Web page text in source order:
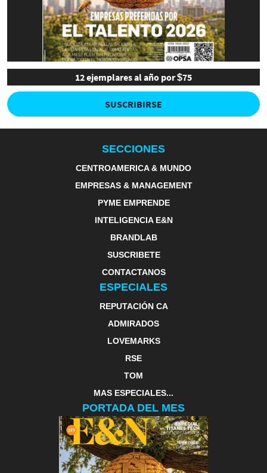
12 ejemplares al año por $75
SUSCRIBIRSE
SECCIONES
CENTROAMERICA & MUNDO
EMPRESAS & MANAGEMENT
PYME EMPRENDE
INTELIGENCIA E&N
BRANDLAB
SUSCRIBETE
CONTACTANOS
ESPECIALES
REPUTACIÓN CA
ADMIRADOS
LOVEMARKS
RSE
TOM
MAS ESPECIALES...
PORTADA DEL MES